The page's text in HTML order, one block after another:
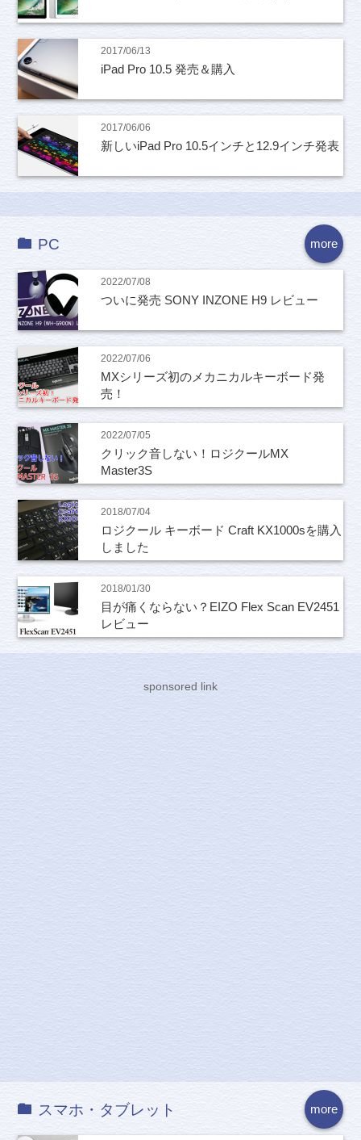
2017/06/13
iPad Pro 10.5 発売＆購入
2017/06/06
新しいiPad Pro 10.5インチと12.9インチ発表
more
PC
2022/07/08
ついに発売 SONY INZONE H9 レビュー
2022/07/06
MXシリーズ初のメカニカルキーボード発
売！
2022/07/05
クリック音しない！ロジクールMX
Master3S
2018/07/04
ロジクール キーボード Craft KX1000sを購入
しました
2018/01/30
目が痛くならない？EIZO Flex Scan EV2451
レビュー
sponsored link
more
スマホ・タブレット